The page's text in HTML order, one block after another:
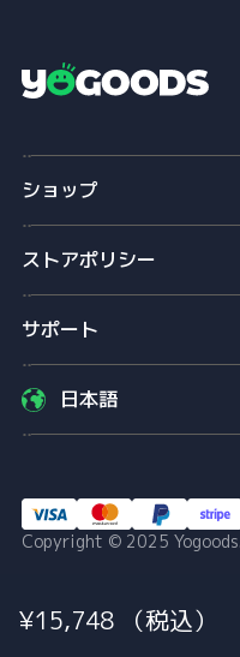
¥15,748 （税込）
g
oショップ
ストアポリシー
サポート
日本語
Copyright © 2025